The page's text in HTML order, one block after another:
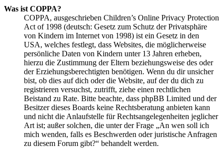
Was ist COPPA?
COPPA, ausgeschrieben Children’s Online Privacy Protection
Act of 1998 (deutsch: Gesetz zum Schutz der Privatsphäre
von Kindern im Internet von 1998) ist ein Gesetz in den
USA, welches festlegt, dass Websites, die möglicherweise
persönliche Daten von Kindern unter 13 Jahren erheben,
hierzu die Zustimmung der Eltern beziehungsweise des oder
der Erziehungsberechtigten benötigen. Wenn du dir unsicher
bist, ob dies auf dich oder die Website, auf der du dich zu
registrieren versuchst, zutrifft, ziehe einen rechtlichen
Beistand zu Rate. Bitte beachte, dass phpBB Limited und der
Besitzer dieses Boards keine Rechtsberatung anbieten kann
und nicht die Anlaufstelle für Rechtsangelegenheiten jeglicher
Art ist; außer solchen, die unter der Frage „An wen soll ich
mich wenden, falls es Beschwerden oder juristische Anfragen
zu diesem Forum gibt?“ behandelt werden.